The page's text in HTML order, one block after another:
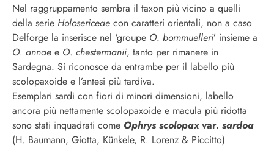
Nel raggruppamento sembra il taxon più vicino a quelli
della serie Holosericeae con caratteri orientali, non a caso
Delforge la inserisce nel ‘groupe O. bornmuelleri’ insieme a
O. annae e O. chestermanii, tanto per rimanere in
Sardegna. Si riconosce da entrambe per il labello più
scolopaxoide e l’antesi più tardiva.
Esemplari sardi con fiori di minori dimensioni, labello
ancora più nettamente scolopaxoide e macula più ridotta
sono stati inquadrati come Ophrys scolopaxvar. sardoa
(H. Baumann, Giotta, Künkele, R. Lorenz & Piccitto)